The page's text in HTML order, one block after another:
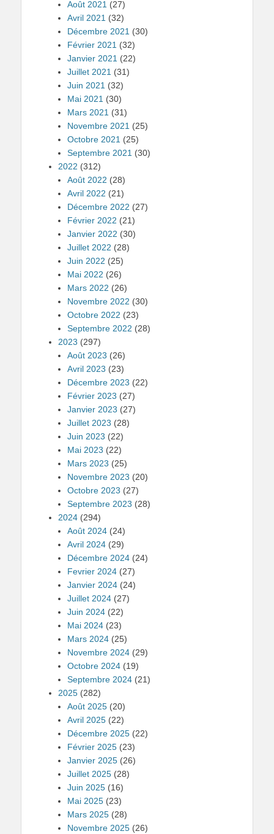
Août 2021 (27)
Avril 2021 (32)
Décembre 2021 (30)
Février 2021 (32)
Janvier 2021 (22)
Juillet 2021 (31)
Juin 2021 (32)
Mai 2021 (30)
Mars 2021 (31)
Novembre 2021 (25)
Octobre 2021 (25)
Septembre 2021 (30)
2022 (312)
Août 2022 (28)
Avril 2022 (21)
Décembre 2022 (27)
Février 2022 (21)
Janvier 2022 (30)
Juillet 2022 (28)
Juin 2022 (25)
Mai 2022 (26)
Mars 2022 (26)
Novembre 2022 (30)
Octobre 2022 (23)
Septembre 2022 (28)
2023 (297)
Août 2023 (26)
Avril 2023 (23)
Décembre 2023 (22)
Février 2023 (27)
Janvier 2023 (27)
Juillet 2023 (28)
Juin 2023 (22)
Mai 2023 (22)
Mars 2023 (25)
Novembre 2023 (20)
Octobre 2023 (27)
Septembre 2023 (28)
2024 (294)
Août 2024 (24)
Avril 2024 (29)
Décembre 2024 (24)
Fevrier 2024 (27)
Janvier 2024 (24)
Juillet 2024 (27)
Juin 2024 (22)
Mai 2024 (23)
Mars 2024 (25)
Novembre 2024 (29)
Octobre 2024 (19)
Septembre 2024 (21)
2025 (282)
Août 2025 (20)
Avril 2025 (22)
Décembre 2025 (22)
Février 2025 (23)
Janvier 2025 (26)
Juillet 2025 (28)
Juin 2025 (16)
Mai 2025 (23)
Mars 2025 (28)
Novembre 2025 (26)